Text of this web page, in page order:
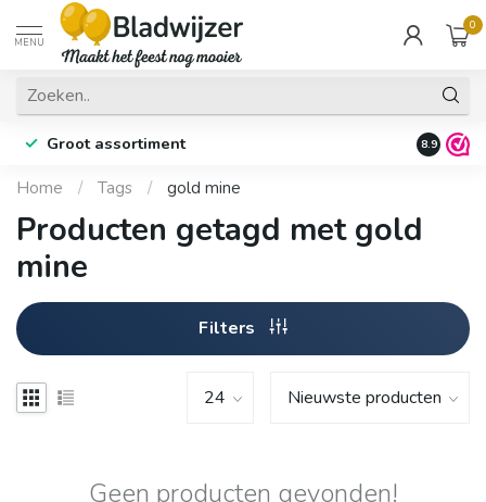
MENU
0
Groot assortiment Fysieke
8.9
Home / Tags / gold mine
Producten getagd met gold
mine
Filters
Geen producten gevonden!